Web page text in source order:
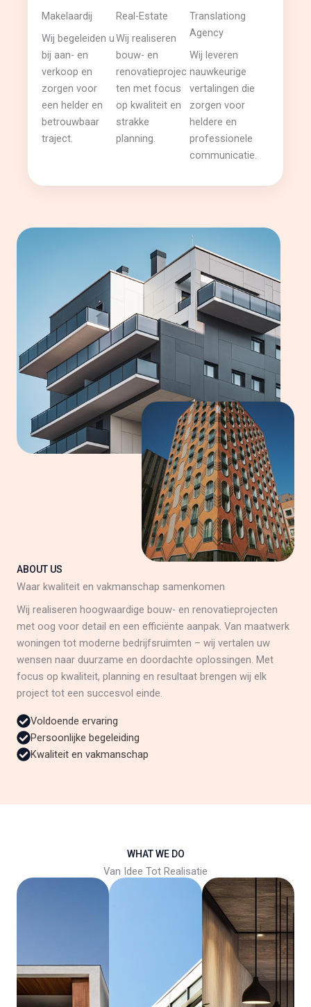
Makelaardij
Wij begeleiden u
bij aan- en
verkoop en
zorgen voor
een helder en
betrouwbaar
traject.
Real-Estate
Wij realiseren
bouw- en
renovatieprojec
ten met focus
op kwaliteit en
strakke
planning.
Translationg
Agency
Wij leveren
nauwkeurige
vertalingen die
zorgen voor
heldere en
professionele
communicatie.
ABOUT US
Waar kwaliteit en vakmanschap samenkomen
Wij realiseren hoogwaardige bouw- en renovatieprojecten
met oog voor detail en een efficiënte aanpak. Van maatwerk
woningen tot moderne bedrijfsruimten – wij vertalen uw
wensen naar duurzame en doordachte oplossingen. Met
focus op kwaliteit, planning en resultaat brengen wij elk
project tot een succesvol einde.
Voldoende ervaring
Persoonlijke begeleiding
Kwaliteit en vakmanschap
WHAT WE DO
Van Idee Tot Realisatie